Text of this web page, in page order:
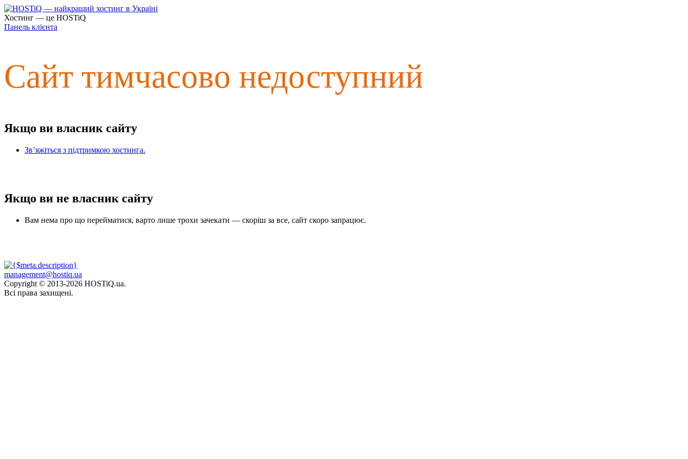
Хостинг — це HOSTiQ
Панель клієнта
Сайт тимчасово недоступний
Якщо ви власник сайту
Зв’яжіться з підтримкою хостинга.
Якщо ви не власник сайту
Вам нема про що перейматися, варто лише трохи зачекати — скоріш за все, сайт скоро запрацює.
management@hostiq.ua
Copyright © 2013-2026 HOSTiQ.ua.
Всі права захищені.